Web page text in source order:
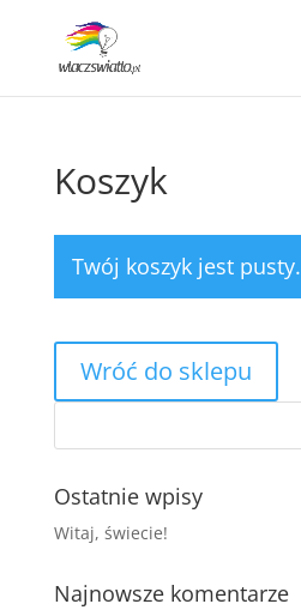
Koszyk
Twój koszyk jest pusty.
Wróć do sklepu
Ostatnie wpisy
Witaj, świecie!
Najnowsze komentarze